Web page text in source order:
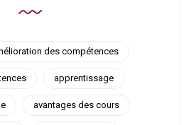
des compétences
apprentissage
avantages des cours